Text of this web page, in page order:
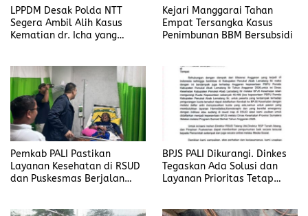
LPPDM Desak Polda NTT
Segera Ambil Alih Kasus
Kematian dr. Icha yang
Kejari Manggarai Tahan
Empat Tersangka Kasus
Penimbunan BBM Bersubsidi
Pemkab PALI Pastikan
Layanan Kesehatan di RSUD
dan Puskesmas Berjalan
BPJS PALI Dikurangi. Dinkes
Tegaskan Ada Solusi dan
Layanan Prioritas Tetap